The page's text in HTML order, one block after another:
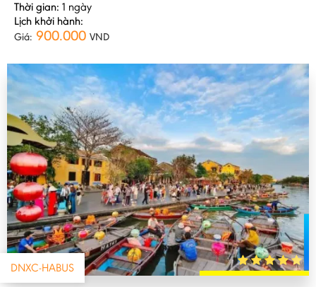
Thời gian: 1 ngày
Lịch khởi hành:
Giá: 900.000 VND
DNXC-HABUS